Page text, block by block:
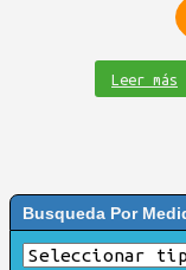
Leer más
Busqueda Por